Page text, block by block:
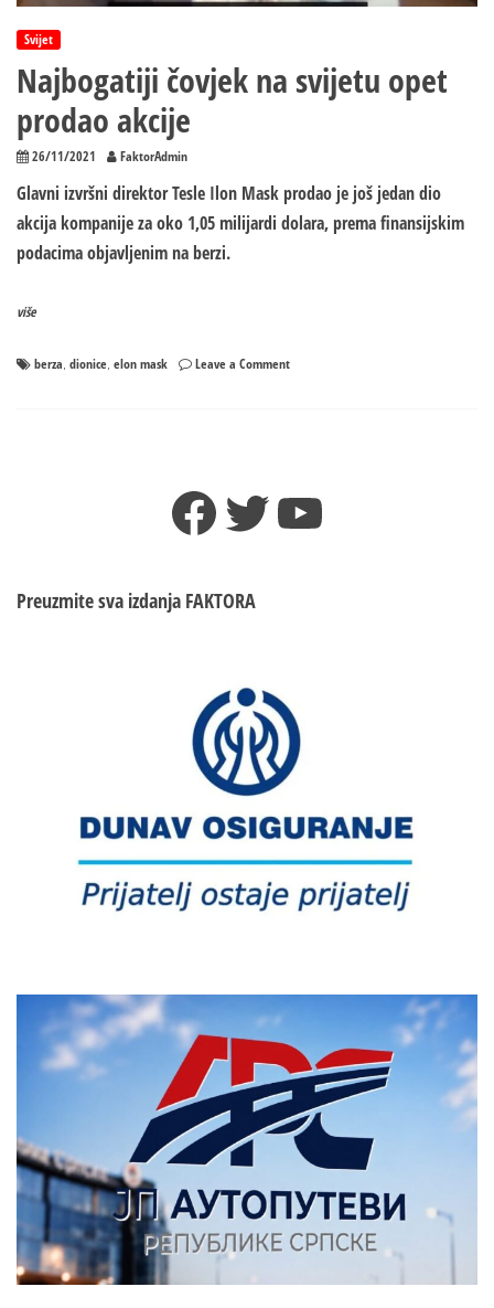
Svijet
Najbogatiji čovjek na svijetu opet
prodao akcije
26/11/2021 FaktorAdmin
Glavni izvršni direktor Tesle Ilon Mask prodao je još jedan dio
akcija kompanije za oko 1,05 milijardi dolara, prema finansijskim
podacima objavljenim na berzi.
više
berza dionice elon mask Leave a Commenton
prodao
akcije
Facebook
TwitterYouTube
Preuzmite sva izdanja FAKTORA